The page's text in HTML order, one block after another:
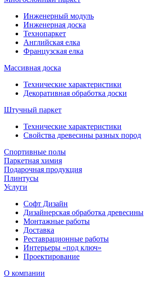
Инженерный модуль
Инженерная доска
Технопаркет
Английская елка
Французская елка
Массивная доска
Технические характеристики
Декоративная обработка доски
Штучный паркет
Технические характеристики
Свойства древесины разных пород
Спортивные полы
Паркетная химия
Подарочная продукция
Плинтусы
Услуги
Софт Дизайн
Дизайнерская обработка древесины
Монтажные работы
Доставка
Реставрационные работы
Интерьеры «под ключ»
Проектирование
О компании